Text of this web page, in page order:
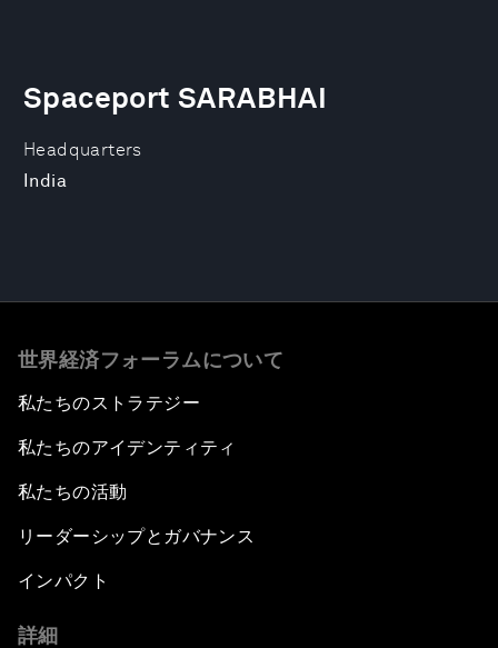
Headquarters
India
Spaceport SARABHAI
世界経済フォーラムについて
私たちのストラテジー
私たちのアイデンティティ
私たちの活動
リーダーシップとガバナンス
インパクト
詳細